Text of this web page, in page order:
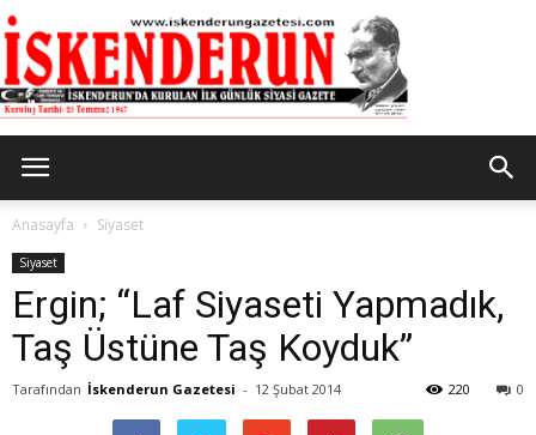
Gazetesi
Anasayfa Siyaset
Siyaset
Ergin; “Laf Siyaseti Yapmadık,
Taş Üstüne Taş Koyduk”
Tarafından İskenderun Gazetesi - 12 Şubat 2014 0
220